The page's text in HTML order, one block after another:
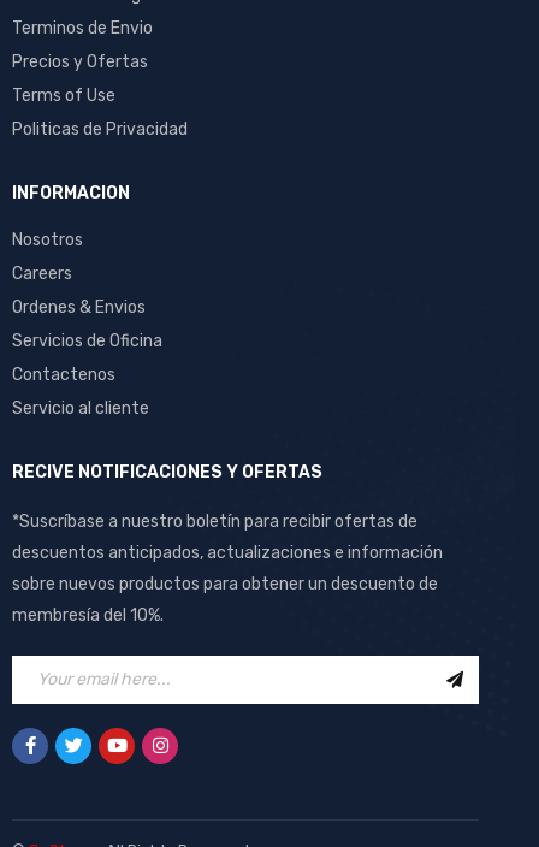
Terminos de Envio
Precios y Ofertas
Terms of Use
Politicas de Privacidad
INFORMACION
Nosotros
Careers
Ordenes & Envios
Servicios de Oficina
Contactenos
Servicio al cliente
RECIVE NOTIFICACIONES Y OFERTAS
*Suscríbase a nuestro boletín para recibir ofertas de
descuentos anticipados, actualizaciones e información
sobre nuevos productos para obtener un descuento de
membresía del 10%.